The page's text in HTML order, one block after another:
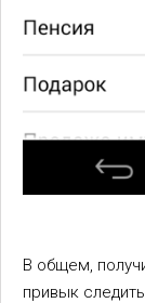
В общем,
привык